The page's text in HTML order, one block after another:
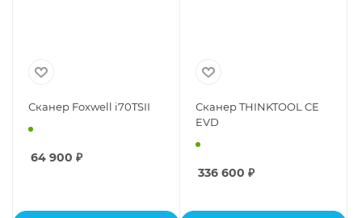
Сканер Foxwell i70TSII
64 900 ₽
Сканер THINKTOOL CE
EVD
336 600 ₽